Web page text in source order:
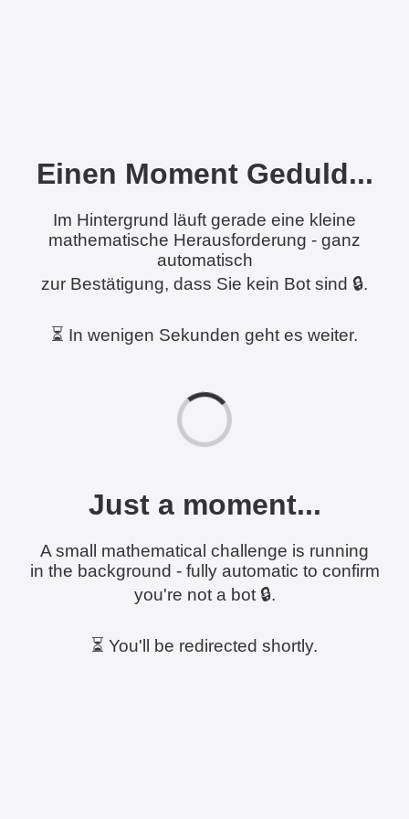
Einen Moment Geduld...
Im Hintergrund läuft gerade eine kleine
mathematische Herausforderung - ganz
automatisch
zur Bestätigung, dass Sie kein Bot sind 🔒.
⏳ In wenigen Sekunden geht es weiter.
Just a moment...
A small mathematical challenge is running
in the background - fully automatic to confirm
you're not a bot 🔒.
⏳ You'll be redirected shortly.